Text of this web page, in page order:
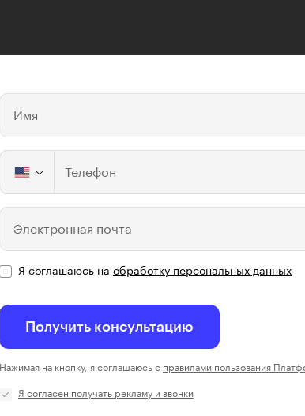
Имя
Телефон
Электронная почта
Я соглашаюсь на обработку персональных данных
Получить консультацию
Нажимая на кнопку, я соглашаюсь с правилами пользования
Я согласен получать рекламу и звонки